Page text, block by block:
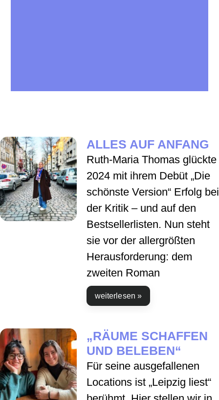
19. - 22. März 2026
Mehr Informationen
ALLES AUF ANFANG
Ruth-Maria Thomas glückte
2024 mit ihrem Debüt „Die
schönste Version“ Erfolg bei
der Kritik – und auf den
Bestsellerlisten. Nun steht
sie vor der allergrößten
Herausforderung: dem
zweiten Roman
weiterlesen »
„RÄUME SCHAFFEN
UND BELEBEN“
Für seine ausgefallenen
Locations ist „Leipzig liest“